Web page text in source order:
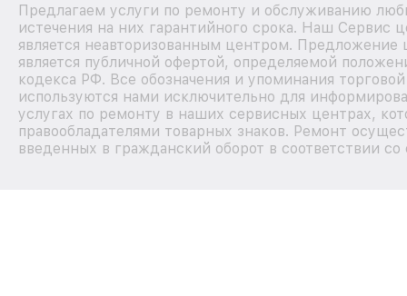
Предлагаем услуги по ремонту и обслуживанию
истечения на них гарантийного срока. Наш
является неавторизованным центром. Предложение
является публичной офертой, определяемой
кодекса РФ. Все обозначения и упоминания
используются нами исключительно для
услугах по ремонту в наших сервисных центрах,
правообладателями товарных знаков. Ремонт
введенных в гражданский оборот в соответствии